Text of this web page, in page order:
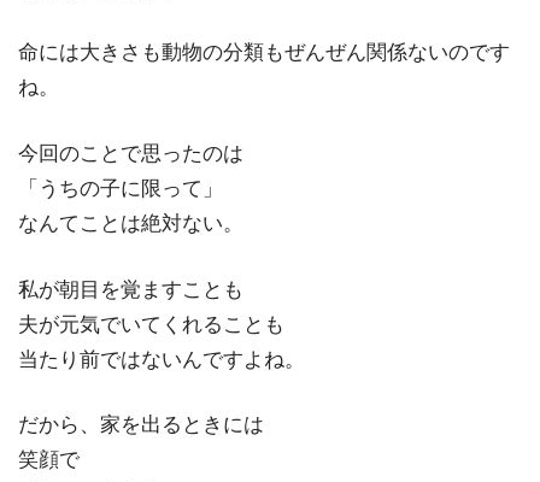
命には大きさも動物の分類もぜんぜん関係ないのです
ね。
今回のことで思ったのは
「うちの子に限って」
なんてことは絶対ない。
私が朝目を覚ますことも
夫が元気でいてくれることも
当たり前ではないんですよね。
だから、家を出るときには
笑顔で